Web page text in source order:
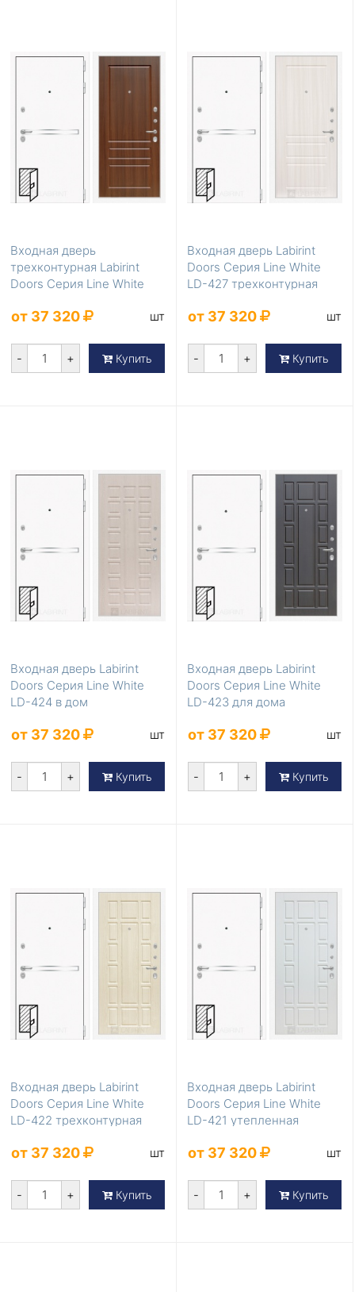
Входная дверь
трехконтурная Labirint
Doors Серия Line White
от 37 320 шт
- + Купить
Входная дверь Labirint
Doors Серия Line White
LD-427 трехконтурная
от 37 320 шт
- + Купить
Входная дверь Labirint
Doors Серия Line White
LD-424 в дом
от 37 320 шт
- + Купить
Входная дверь Labirint
Doors Серия Line White
LD-423 для дома
от 37 320 шт
- + Купить
Входная дверь Labirint
Doors Серия Line White
LD-422 трехконтурная
от 37 320 шт
- + Купить
Входная дверь Labirint
Doors Серия Line White
LD-421 утепленная
от 37 320 шт
- + Купить